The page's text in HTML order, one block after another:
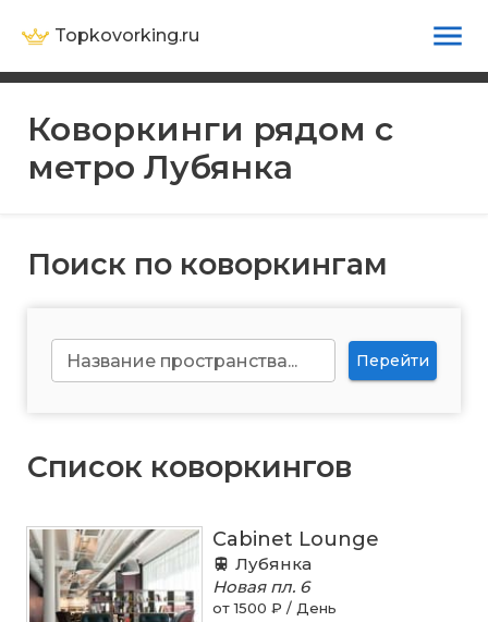
Topkovorking.ru
Коворкинги рядом с
метро Лубянка
Поиск по коворкингам
Название пространства... Перейти
Список коворкингов
Cabinet Lounge
Лубянка
Новая пл. 6
от 1500 ₽ / День